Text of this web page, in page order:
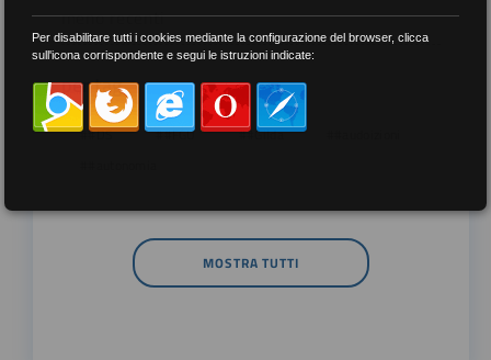
meno recenti
per tag
##DS ##FGU ##Gilda
MOSTRA TUTTI
Per disabilitare tutti i cookies mediante la configurazione del browser, clicca
sull'icona corrispondente e segui le istruzioni indicate: